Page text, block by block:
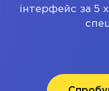
інтерфейс за 5